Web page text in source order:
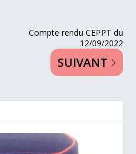
Compte rendu CEPPT du
12/09/2022
SUIVANT